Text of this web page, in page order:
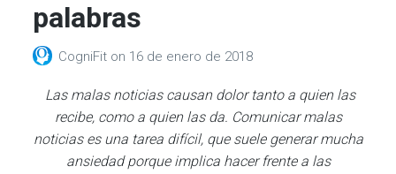
palabras
CogniFit on 16 de enero de 2018
Las malas noticias causan dolor tanto a quien las
recibe, como a quien las da. Comunicar malas
noticias es una tarea difícil, que suele generar mucha
ansiedad porque implica hacer frente a las